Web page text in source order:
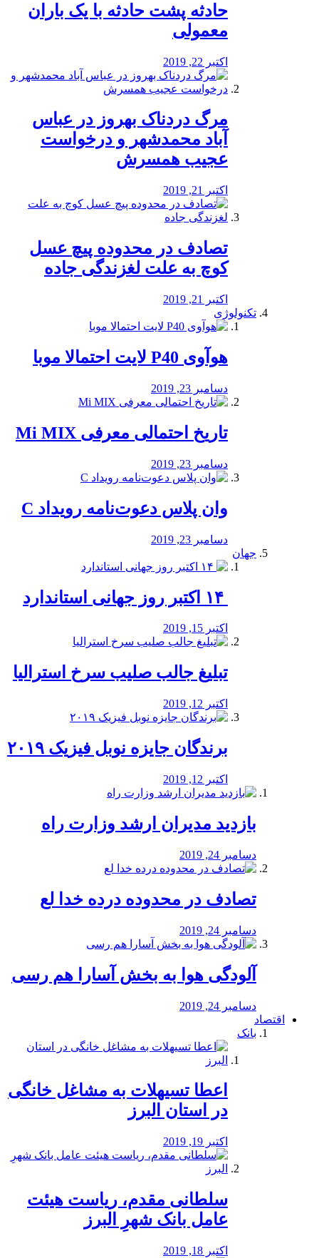
️حادثه پشت حادثه با یک باران
معمولی
اکتبر 22, 2019
مرگ دردناک بهروز در عباس
آباد محمدشهر و درخواست
عجیب همسرش
اکتبر 21, 2019
تصادف در محدوده پیچ عسل
کوچ به علت لغزندگی جاده
اکتبر 21, 2019
تکنولوژی
هوآوی P40 لایت احتمالا موبا
دسامبر 23, 2019
تاریخ احتمالی معرفی Mi MIX
دسامبر 23, 2019
وان پلاس دعوت‌نامه رویداد C
دسامبر 23, 2019
جهان
اکتبر 15, 2019
تبلیغ جالب صلیب سرخ استرالیا
اکتبر 12, 2019
برندگان جایزه نوبل فیزیک ۲۰۱۹
اکتبر 12, 2019
بازدید مدیران ارشد وزارت راه
دسامبر 24, 2019
تصادف در محدوده درده خدا لع
دسامبر 24, 2019
آلودگی هوا به بخش آسارا هم رسی
دسامبر 24, 2019
اقتصاد
بانک
️اعطا تسیهلات به مشاغل خانگی
در استان البرز
اکتبر 19, 2019
سلطانی مقدم، ریاست هیئت
عامل بانک شهرِ البرز
اکتبر 18, 2019